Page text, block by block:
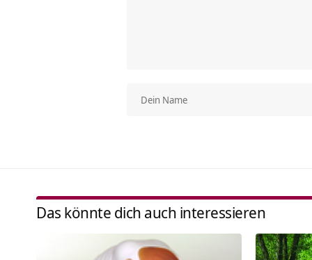
Das könnte dich auch interessieren